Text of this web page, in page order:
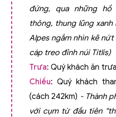
đứng, qua những
thông, thung lũng
Alpes ngắm nhìn kẽ
cáp treo đỉnh núi Titlis)
Trưa: Quý khách ăn
Chiều: Quý khách
(cách 242km) - Thành
với cụm từ đầu tiên